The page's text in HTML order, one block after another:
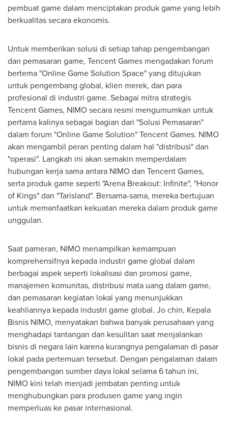
pembuat game dalam menciptakan produk game yang lebih
berkualitas secara ekonomis.
Untuk memberikan solusi di setiap tahap pengembangan
dan pemasaran game, TencentGames mengadakan forum
bertema "Online Game Solution Space" yang ditujukan
untuk pengembang global, klien merek, dan para
profesional di industri game. Sebagai mitra strategis
TencentGames, NIMO secara resmi mengumumkan untuk
pertama kalinya sebagai bagian dari "Solusi Pemasaran"
dalam forum "Online Game Solution"TencentGames. NIMO
akan mengambil peran penting dalam hal "distribusi" dan
"operasi". Langkah ini akan semakin memperdalam
hubungan kerja sama antara NIMO dan TencentGames,
serta produk game seperti "Arena Breakout: Infinite", "Honor
of Kings" dan "Tarisland". Bersama-sama, mereka bertujuan
untuk memanfaatkan kekuatan mereka dalam produk game
unggulan.
Saat pameran, NIMO menampilkan kemampuan
komprehensifnya kepada industri game global dalam
berbagai aspek seperti lokalisasi dan promosi game,
manajemen komunitas, distribusi mata uang dalam game,
dan pemasaran kegiatan lokal yang menunjukkan
keahliannya kepada industri game global. Jo chin, Kepala
Bisnis NIMO, menyatakan bahwa banyak perusahaan yang
menghadapi tantangan dan kesulitan saat menjalankan
bisnis di negara lain karena kurangnya pengalaman di pasar
lokal pada pertemuan tersebut. Dengan pengalaman dalam
pengembangan sumber daya lokal selama 6 tahun ini,
NIMO kini telah menjadi jembatan penting untuk
menghubungkan para produsen game yang ingin
memperluas ke pasar internasional.